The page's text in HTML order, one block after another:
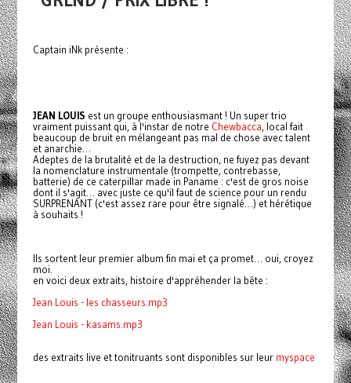
Captain iNk présente :
JEAN LOUIS est un groupe enthousiasmant ! Un super trio
vraiment puissant qui, à l'instar de notre Chewbacca, local fait
beaucoup de bruit en mélangeant pas mal de chose avec talent
et anarchie…
Adeptes de la brutalité et de la destruction, ne fuyez pas devant
la nomenclature instrumentale (trompette, contrebasse,
batterie) de ce caterpillar made in Paname : c'est de gros noise
dont il s'agit… avec juste ce qu'il faut de science pour un rendu
SURPRENANT (c'est assez rare pour être signalé…) et hérétique
à souhaits !
Ils sortent leur premier album fin mai et ça promet… oui, croyez
moi.
en voici deux extraits, histoire d'appréhender la bête :
Jean Louis - les chasseurs.mp3
Jean Louis - kasams.mp3
des extraits live et tonitruants sont disponibles sur leur myspace